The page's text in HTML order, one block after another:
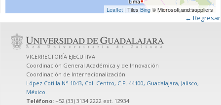
Leaflet | Tiles Bing© Microsoft and suppliers
← Regresar
VICERRECTORÍA EJECUTIVA
Coordinación General Académica y de Innovación
Coordinación de Internacionalización
López Cotilla N° 1043, Col. Centro, C.P. 44100, Guadalajara, Jalisco,
México.
Teléfono: +52 (33) 3134 2222 ext. 12934